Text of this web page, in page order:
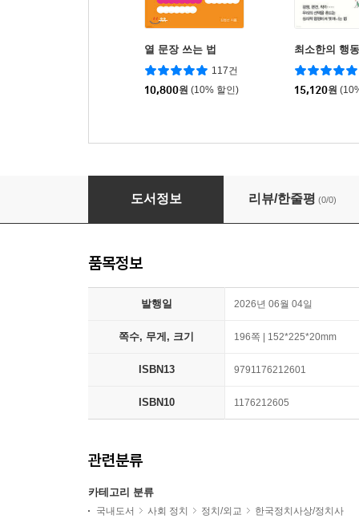
열 문장 쓰는 법
117건
10,800원 (10% 할인)
최소한의 행
15,120원
대구는 왜 보수의 성지가 되었나?
도서정보 리뷰/한줄평 (0/0)
품목정보
발행일 2026년 06월 04일
쪽수, 무게, 크기 196쪽 | 152*225*20mm
ISBN13 9791176212601
ISBN10 1176212605
관련분류
카테고리 분류
국내도서 사회 정치 정치/외교 한국정치사상/정치사